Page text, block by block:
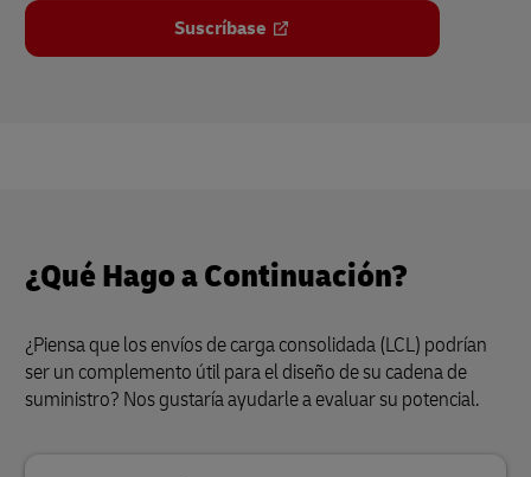
Suscríbase
¿Qué Hago a Continuación?
¿Piensa que los envíos de carga consolidada (LCL) podrían
ser un complemento útil para el diseño de su cadena de
suministro? Nos gustaría ayudarle a evaluar su potencial.